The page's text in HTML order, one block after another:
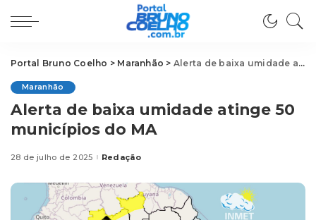
Portal Bruno Coelho > Maranhão > Alerta de baixa umidade atinge 50 municípios do MA
Maranhão
Alerta de baixa umidade atinge 50
municípios do MA
28 de julho de 2025Posted
Redação